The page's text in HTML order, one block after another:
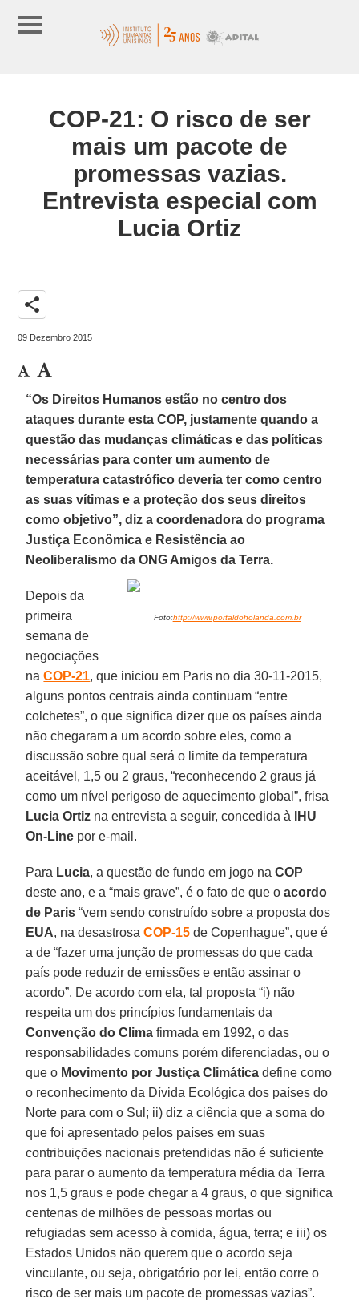
COP-21: O risco de ser
mais um pacote de
promessas vazias.
Entrevista especial com
Lucia Ortiz
share
09 Dezembro 2015
“Os Direitos Humanos estão no centro dos
ataques durante estaCOP, justamente quando a
questão das mudanças climáticas e das políticas
necessárias para conter um aumento de
temperatura catastrófico deveria ter como centro
as suas vítimas e a proteção dos seus direitos
como objetivo”, diz a coordenadora do programa
Justiça Econômica e Resistência ao
Neoliberalismo da ONG Amigos da Terra.
Foto:http://www.portaldoholanda.com.br
Depois da
primeira
semana de
negociações
naCOP-21, que iniciou em Paris no dia 30-11-2015,
alguns pontos centrais ainda continuam “entre
colchetes”, o que significa dizer que os países ainda
não chegaram a um acordo sobre eles, como a
discussão sobre qual será o limite da temperatura
aceitável, 1,5 ou 2 graus, “reconhecendo 2 graus já
como um nível perigoso de aquecimento global”, frisa
Lucia Ortiz na entrevista a seguir, concedida à
IHU
On-Line por e-mail.
Para Lucia, a questão de fundo em jogo naCOP
deste ano, e a “mais grave”, é o fato de que oacordo
de Paris “vem sendo construído sobre a proposta dos
EUA, na desastrosaCOP-15 de Copenhague”, que é
a de “fazer uma junção de promessas do que cada
país pode reduzir de emissões e então assinar o
acordo”. De acordo com ela, tal proposta “i) não
respeita um dos princípios fundamentais da
Convenção do Clima firmada em 1992, o das
responsabilidades comuns porém diferenciadas, ou o
que o Movimento por Justiça Climática define como
o reconhecimento da Dívida Ecológica dos países do
Norte para com o Sul; ii) diz a ciência que a soma do
que foi apresentado pelos países em suas
contribuições nacionais pretendidas não é suficiente
para parar o aumento da temperatura média da Terra
nos 1,5 graus e pode chegar a 4 graus, o que significa
centenas de milhões de pessoas mortas ou
refugiadas sem acesso à comida, água, terra; e iii) os
Estados Unidos não querem que o acordo seja
vinculante, ou seja, obrigatório por lei, então corre o
risco de ser mais um pacote de promessas vazias”.